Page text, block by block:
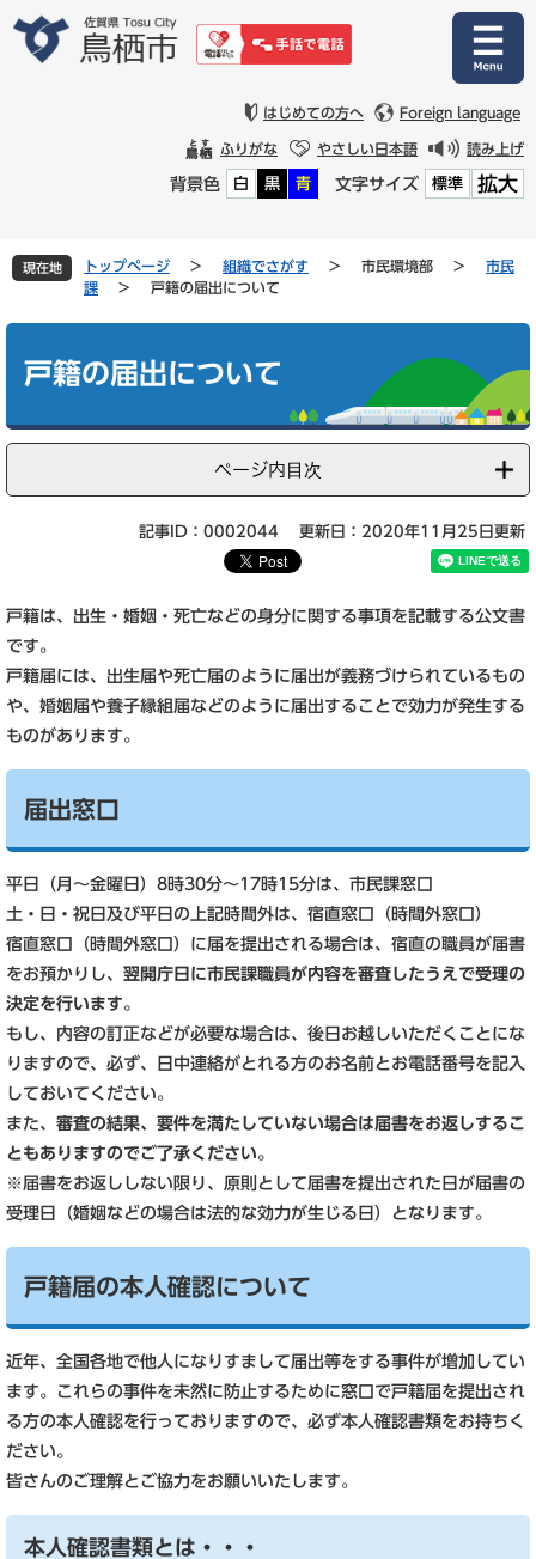
文
はじめての方へ Foreign language
ふりがな やさしい日本語 読み上げ
背景色 白 黒 青 文字サイズ 標準 拡大
現在地 トップページ > 組織でさがす > 市民環境部 >
市民
課
> 戸籍の届出について
戸籍の届出について
ページ内目次
記事ID：0002044 更新日：2020年11月25日更新
戸籍は、出生・婚姻・死亡などの身分に関する事項を記載する公文書
です。
戸籍届には、出生届や死亡届のように届出が義務づけられているもの
や、婚姻届や養子縁組届などのように届出することで効力が発生する
ものがあります。
届出窓口
平日（月～金曜日）8時30分～17時15分は、市民課窓口
土・日・祝日及び平日の上記時間外は、宿直窓口（時間外窓口）
宿直窓口（時間外窓口）に届を提出される場合は、宿直の職員が届書
をお預かりし、 翌開庁日に市民課職員が内容を審査したうえで受理の
決定を行います。
もし、内容の訂正などが必要な場合は、後日お越しいただくことにな
りますので、必ず、日中連絡がとれる方のお名前とお電話番号を記入
しておいてください。
また、 審査の結果、要件を満たしていない場合は届書をお返しするこ
ともありますのでご了承ください。
※届書をお返ししない限り、原則として届書を提出された日が届書の
受理日（婚姻などの場合は法的な効力が生じる日）となります。
戸籍届の本人確認について
近年、全国各地で他人になりすまして届出等をする事件が増加してい
ます。これらの事件を未然に防止するために窓口で戸籍届を提出され
る方の本人確認を行っておりますので、必ず本人確認書類をお持ちく
ださい。
皆さんのご理解とご協力をお願いいたします。
本人確認書類とは・・・